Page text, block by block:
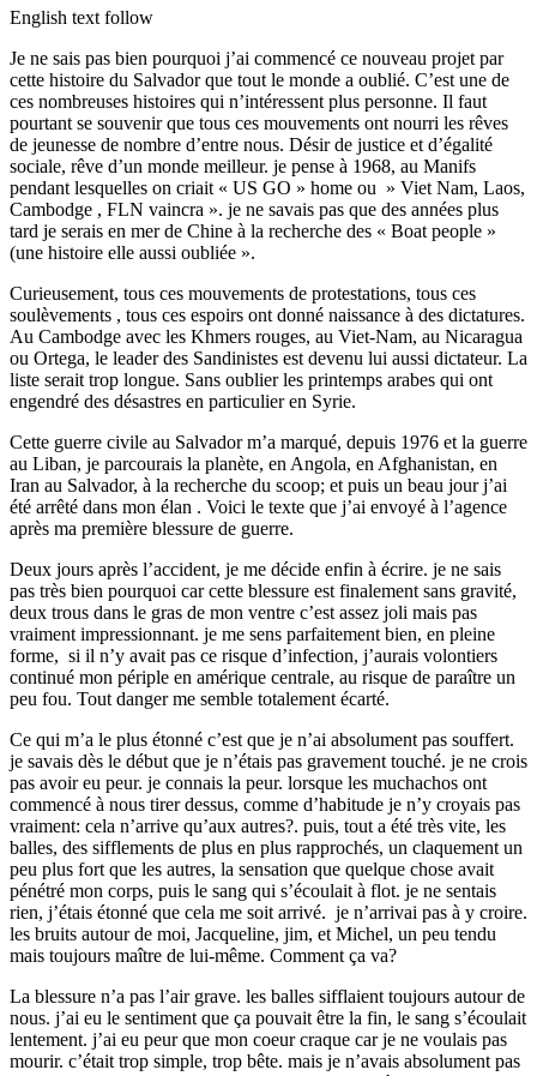
English text follow
Je ne sais pas bien pourquoi j’ai commencé ce nouveau projet par
cette histoire du Salvador que tout le monde a oublié. C’est une de
ces nombreuses histoires qui n’intéressent plus personne. Il faut
pourtant se souvenir que tous ces mouvements ont nourri les rêves
de jeunesse de nombre d’entre nous. Désir de justice et d’égalité
sociale, rêve d’un monde meilleur. je pense à 1968, au Manifs
pendant lesquelles on criait « US GO » home ou » Viet Nam, Laos,
Cambodge , FLN vaincra ». je ne savais pas que des années plus
tard je serais en mer de Chine à la recherche des « Boat people »
(une histoire elle aussi oubliée ».
Curieusement, tous ces mouvements de protestations, tous ces
soulèvements , tous ces espoirs ont donné naissance à des dictatures.
Au Cambodge avec les Khmers rouges, au Viet-Nam, au Nicaragua
ou Ortega, le leader des Sandinistes est devenu lui aussi dictateur. La
liste serait trop longue. Sans oublier les printemps arabes qui ont
engendré des désastres en particulier en Syrie.
Cette guerre civile au Salvador m’a marqué, depuis 1976 et la guerre
au Liban, je parcourais la planète, en Angola, en Afghanistan, en
Iran au Salvador, à la recherche du scoop; et puis un beau jour j’ai
été arrêté dans mon élan . Voici le texte que j’ai envoyé à l’agence
après ma première blessure de guerre.
Deux jours après l’accident, je me décide enfin à écrire. je ne sais
pas très bien pourquoi car cette blessure est finalement sans gravité,
deux trous dans le gras de mon ventre c’est assez joli mais pas
vraiment impressionnant. je me sens parfaitement bien, en pleine
forme, si il n’y avait pas ce risque d’infection, j’aurais volontiers
continué mon périple en amérique centrale, au risque de paraître un
peu fou. Tout danger me semble totalement écarté.
Ce qui m’a le plus étonné c’est que je n’ai absolument pas souffert.
je savais dès le début que je n’étais pas gravement touché. je ne crois
pas avoir eu peur. je connais la peur. lorsque les muchachos ont
commencé à nous tirer dessus, comme d’habitude je n’y croyais pas
vraiment: cela n’arrive qu’aux autres?. puis, tout a été très vite, les
balles, des sifflements de plus en plus rapprochés, un claquement un
peu plus fort que les autres, la sensation que quelque chose avait
pénétré mon corps, puis le sang qui s’écoulait à flot. je ne sentais
rien, j’étais étonné que cela me soit arrivé. je n’arrivai pas à y croire.
les bruits autour de moi, Jacqueline, jim, et Michel, un peu tendu
mais toujours maître de lui-même. Comment ça va?
La blessure n’a pas l’air grave. les balles sifflaient toujours autour de
nous. j’ai eu le sentiment que ça pouvait être la fin, le sang s’écoulait
lentement. j’ai eu peur que mon coeur craque car je ne voulais pas
mourir. c’était trop simple, trop bête. mais je n’avais absolument pas